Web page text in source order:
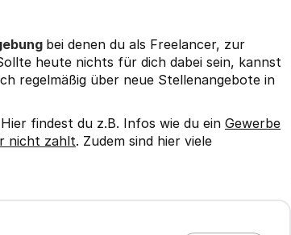
bei denen du als Freelancer, zur
heute nichts für dich dabei sein, kannst
regelmäßig über neue Stellenangebote in
findest du z.B. Infos wie du ein Gewerbe
nicht zahlt. Zudem sind hier viele